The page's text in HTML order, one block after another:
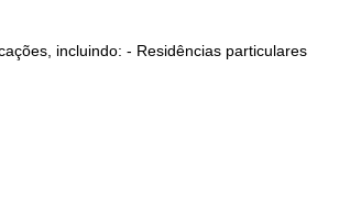
incluindo: - Residências particulares